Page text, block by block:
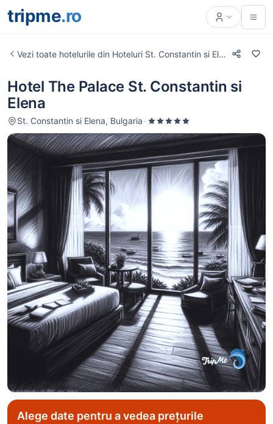
tripme.ro
Alege date pentru a vedea prețurile
Vezi toate hotelurile din Hoteluri St. Constantin si Elena
Hotel The Palace St. Constantin si
Elena
St. Constantin si Elena, Bulgaria ·